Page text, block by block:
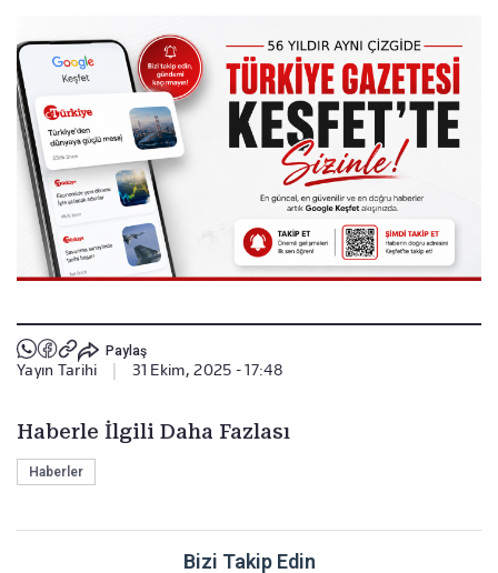
Paylaş
Yayın Tarihi 31 Ekim, 2025 - 17:48
Haberle İlgili Daha Fazlası
Haberler
Bizi Takip Edin